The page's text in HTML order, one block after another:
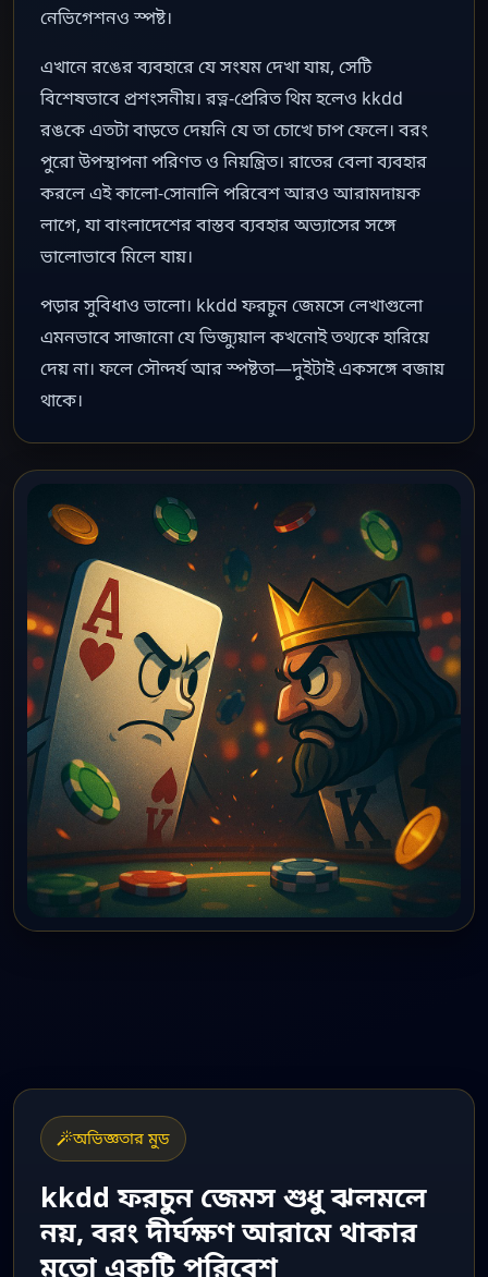
নেভিগেশনও স্পষ্ট।
এখানে রঙের ব্যবহারে যে সংযম দেখা যায়, সেটি
বিশেষভাবে প্রশংসনীয়। রত্ন-প্রেরিত থিম হলেও kkdd
রঙকে এতটা বাড়তে দেয়নি যে তা চোখে চাপ ফেলে। বরং
পুরো উপস্থাপনা পরিণত ও নিয়ন্ত্রিত। রাতের বেলা ব্যবহার
করলে এই কালো-সোনালি পরিবেশ আরও আরামদায়ক
লাগে, যা বাংলাদেশের বাস্তব ব্যবহার অভ্যাসের সঙ্গে
ভালোভাবে মিলে যায়।
পড়ার সুবিধাও ভালো। kkdd ফরচুন জেমসে লেখাগুলো
এমনভাবে সাজানো যে ভিজ্যুয়াল কখনোই তথ্যকে হারিয়ে
দেয় না। ফলে সৌন্দর্য আর স্পষ্টতা—দুইটাই একসঙ্গে বজায়
থাকে।
অভিজ্ঞতার মুড
kkdd ফরচুন জেমস শুধু ঝলমলে
নয়, বরং দীর্ঘক্ষণ আরামে থাকার
মতো একটি পরিবেশ